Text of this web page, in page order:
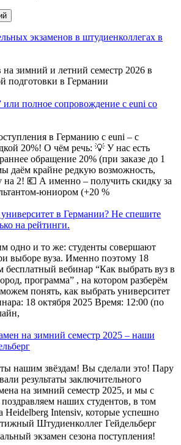
экзаменов в штудиенколлегах в
на зимний и летний семестр 2026 в
подготовки в Германии
полное сопровождение с euni со
в Германию с euni – с
20%! О чём речь: 💡 У нас есть
обращение 20% (при заказе до 1
даём крайне редкую возможность,
на 2! 💶 А именно – получить скидку за
юниором (+20 %
в Германии? Не спешите
на рейтинги.
одно и то же: студенты совершают
выборе вуза. Именно поэтому 18
вебинар “Как выбрать вуз в
программа” , на котором разберём
понять, как выбрать университет
18 октября 2025 Время: 12:00 (по
на зимний семестр 2025 – наши
нашим звёздам! Вы сделали это! Пару
результаты заключительного
на зимний семестр 2025, и мы с
наших студентов, в том
Heidelberg Intensiv, которые успешно
Штудиенколлег Гейдельберг
экзамен сезона поступления!